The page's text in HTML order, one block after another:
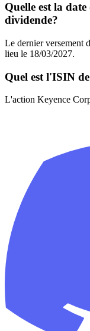
Quelle est la
dividende?
Le dernier versement
lieu le 18/03/2027.
Quel est l'ISIN
L'action Keyence